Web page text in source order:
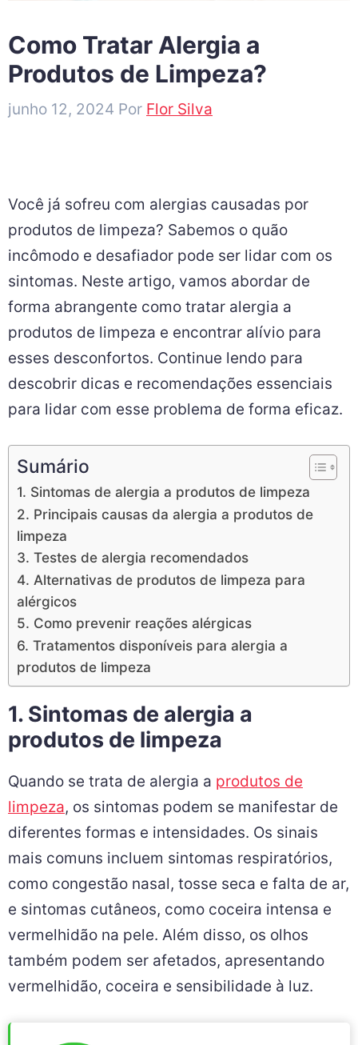
Como Tratar Alergia a
Produtos de Limpeza?
junho 12, 2024 Por Flor Silva
Você já sofreu com alergias causadas por
produtos de limpeza? Sabemos o quão
incômodo e desafiador pode ser lidar com os
sintomas. Neste artigo, vamos abordar de
forma abrangente como tratar alergia a
produtos de limpeza e encontrar alívio para
esses desconfortos. Continue lendo para
descobrir dicas e recomendações essenciais
para lidar com esse problema de forma eficaz.
Sumário
1. Sintomas de alergia a produtos de limpeza
2. Principais causas da alergia a produtos de
limpeza
3. Testes de alergia recomendados
4. Alternativas de produtos de limpeza para
alérgicos
5. Como prevenir reações alérgicas
6. Tratamentos disponíveis para alergia a
produtos de limpeza
1. Sintomas de alergia a
produtos de limpeza
Quando se trata de alergia a produtos de
limpeza, os sintomas podem se manifestar de
diferentes formas e intensidades. Os sinais
mais comuns incluem sintomas respiratórios,
como congestão nasal, tosse seca e falta de ar,
e sintomas cutâneos, como coceira intensa e
vermelhidão na pele. Além disso, os olhos
também podem ser afetados, apresentando
vermelhidão, coceira e sensibilidade à luz.